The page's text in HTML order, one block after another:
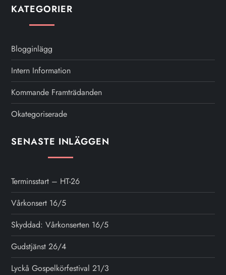
KATEGORIER
Blogginlägg
Intern Information
Kommande Framträdanden
Okategoriserade
SENASTE INLÄGGEN
Terminsstart – HT-26
Vårkonsert 16/5
Skyddad: Vårkonserten 16/5
Gudstjänst 26/4
Lyckå Gospelkörfestival 21/3